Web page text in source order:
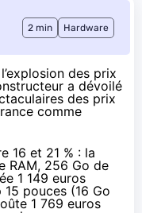
2 min Hardware
des prix
a dévoilé
des prix
comme
16 et 21 % : la
RAM, 256 Go de
1 149 euros
pouces (16 Go
1 769 euros